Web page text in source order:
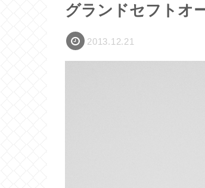
グランドセフトオ
2013.12.21